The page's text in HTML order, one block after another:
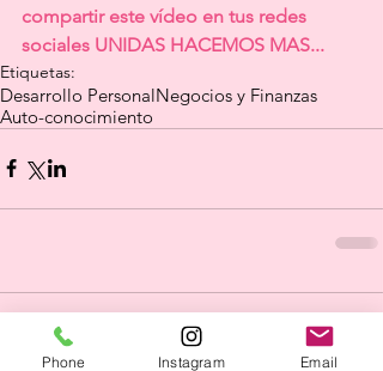
compartir este vídeo en tus redes
sociales UNIDAS HACEMOS MAS...
Etiquetas:
Desarrollo PersonalNegocios y Finanzas
Auto-conocimiento
Comentarios
Phone Instagram Email